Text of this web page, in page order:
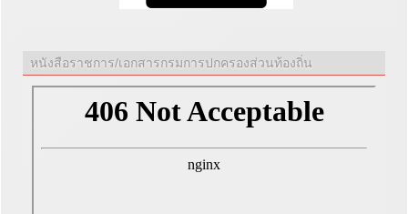
หนังสือราชการ/เอกสารกรมการปกครองส่วนท้องถิ่น